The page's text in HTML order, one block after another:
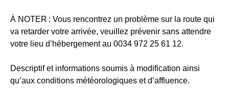
À NOTER : Vous rencontrez un problème sur la route qui
va retarder votre arrivée, veuillez prévenir sans attendre
votre lieu d’hébergement au 0034 972 25 61 12.
Descriptif et informations soumis à modification ainsi
qu’aux conditions météorologiques et d’affluence.